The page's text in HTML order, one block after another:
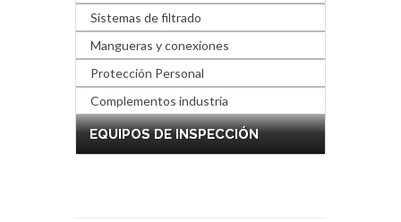
Sistemas de filtrado
Mangueras y conexiones
Protección Personal
Complementos industria
EQUIPOS DE INSPECCIÓN